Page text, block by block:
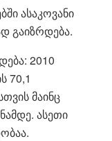
ასაკოვანი
გაიზრდება.
2010
70,1
მაინც
ასეთი